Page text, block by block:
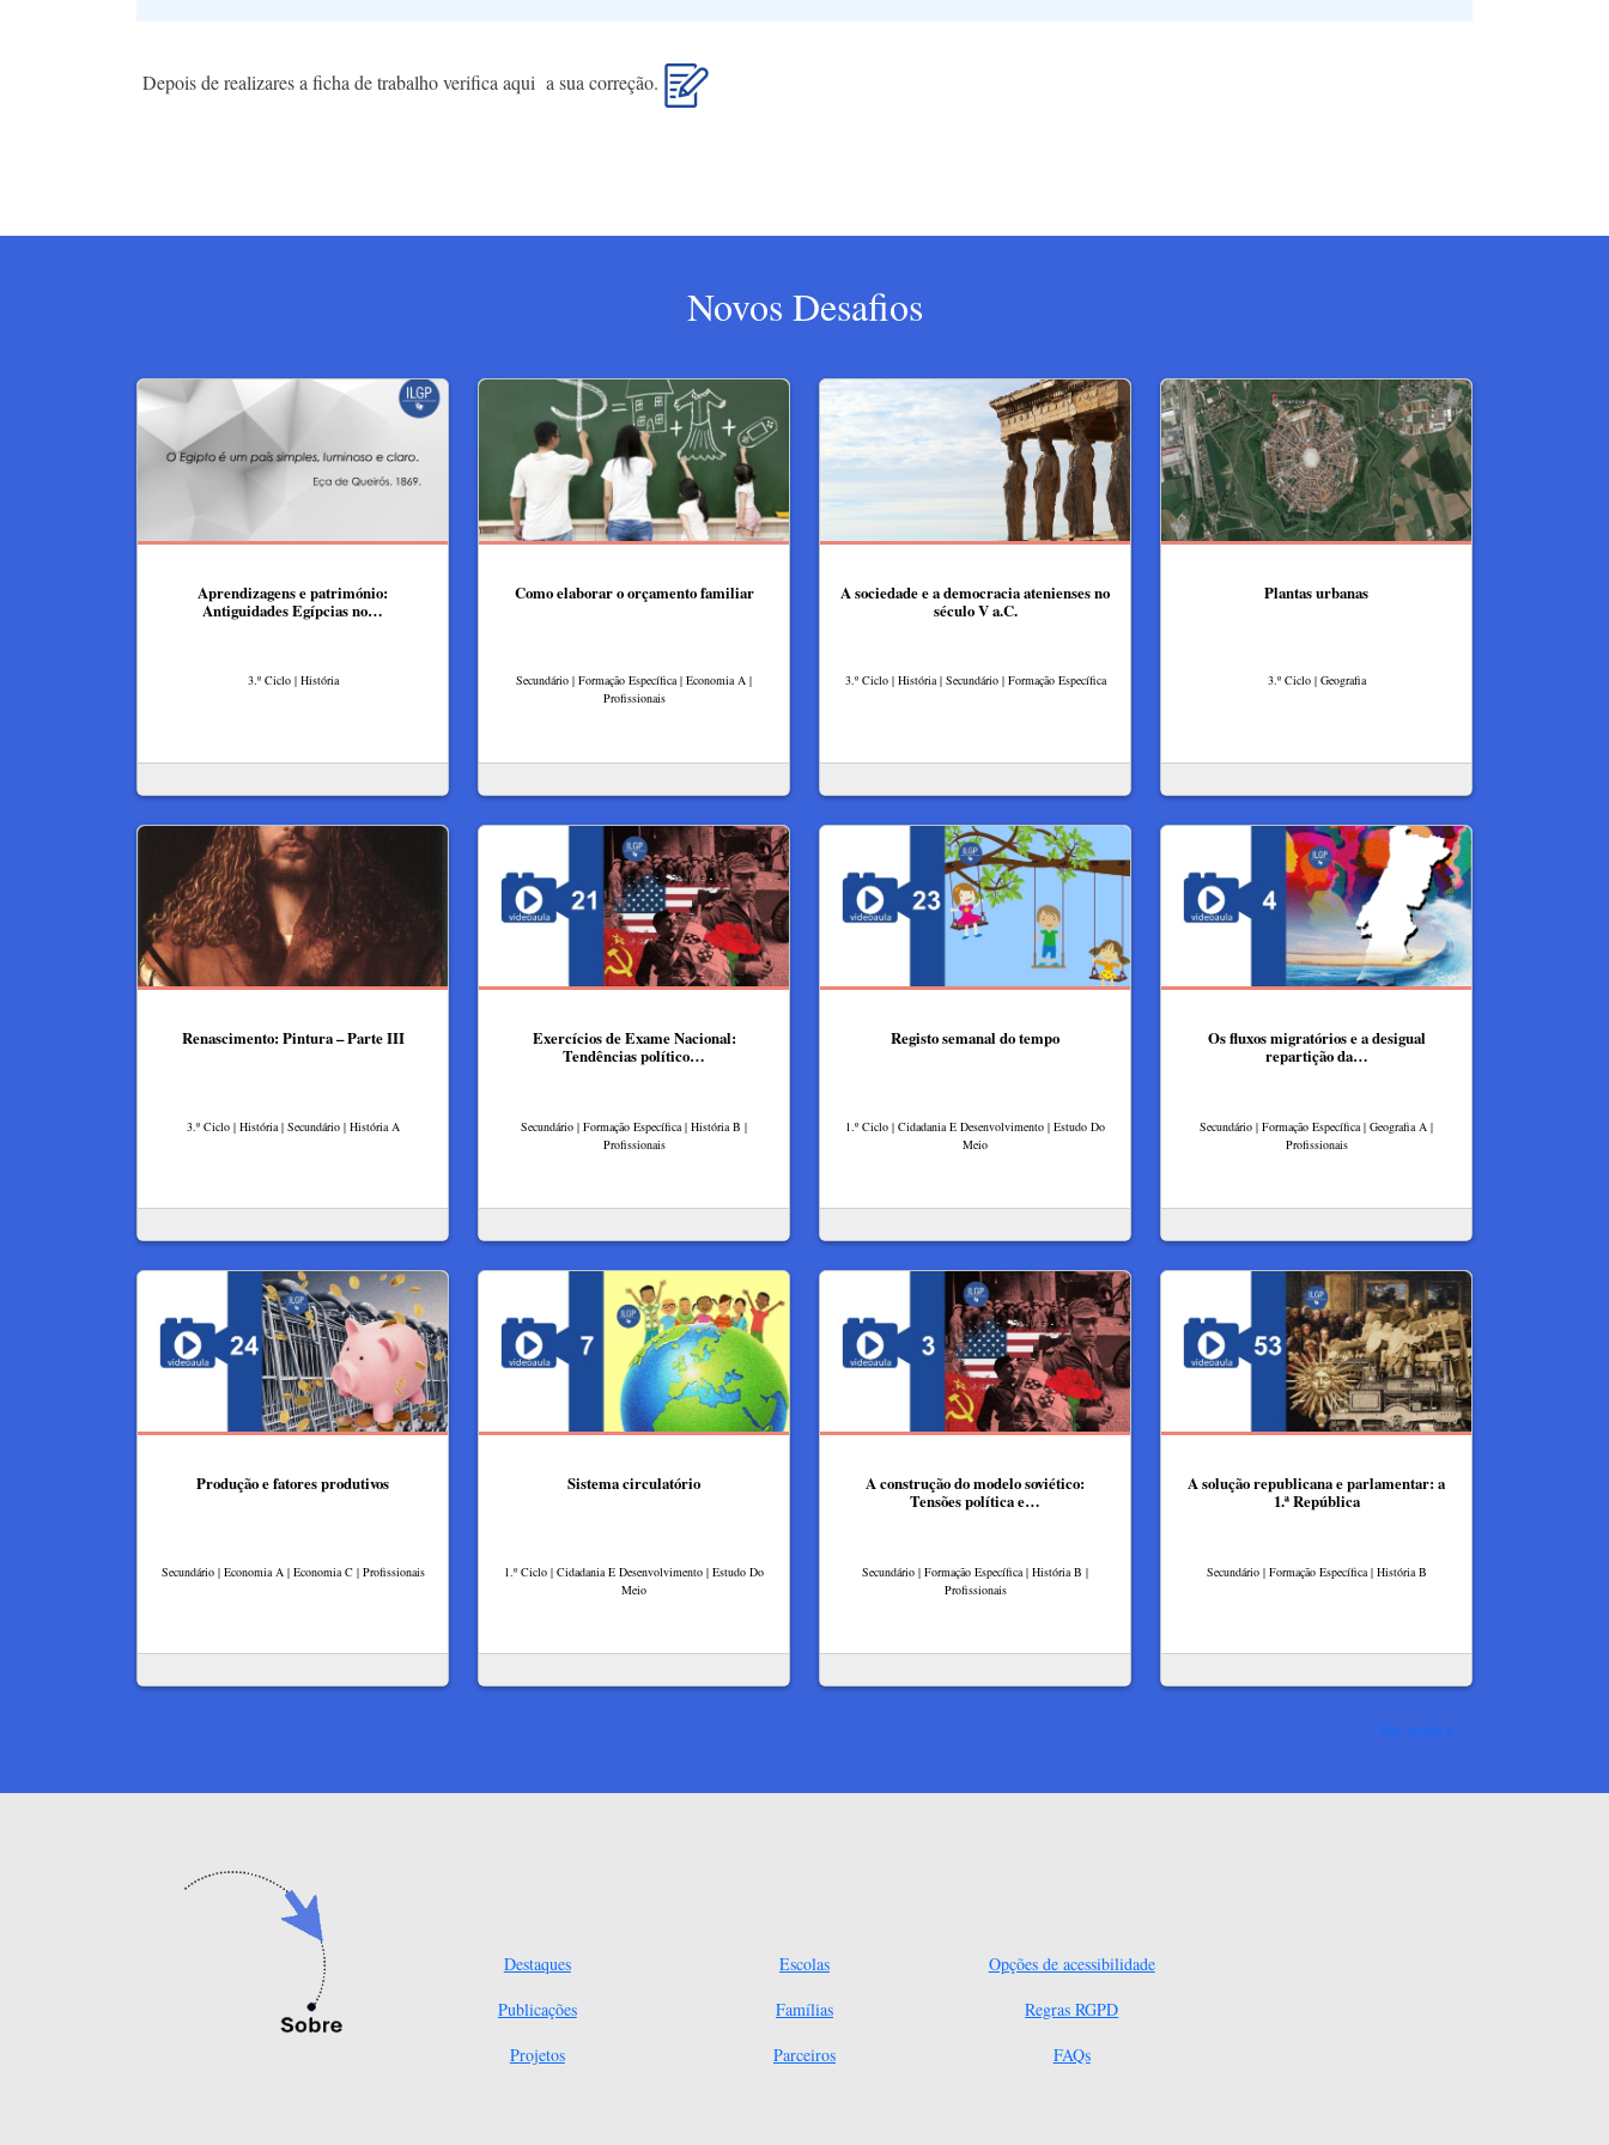
Depois de realizares a ficha de trabalho verifica aqui a sua correção.
Novos Desafios
Aprendizagens e património:
Antiguidades Egípcias no…
3.º Ciclo | História
Como elaborar o orçamento familiar
Secundário | Formação Específica | Economia A |
Profissionais
A sociedade e a democracia atenienses no
século V a.C.
3.º Ciclo | História | Secundário | Formação Específica
Plantas urbanas
3.º Ciclo | Geografia
Renascimento: Pintura – Parte III
3.º Ciclo | História | Secundário | História A
Exercícios de Exame Nacional:
Tendências político…
Secundário | Formação Específica | História B |
Profissionais
Registo semanal do tempo
1.º Ciclo | Cidadania E Desenvolvimento | Estudo Do
Meio
Os fluxos migratórios e a desigual
repartição da…
Secundário | Formação Específica | Geografia A |
Profissionais
Produção e fatores produtivos
Secundário | Economia A | Economia C | Profissionais
Sistema circulatório
1.º Ciclo | Cidadania E Desenvolvimento | Estudo Do
Meio
A construção do modelo soviético:
Tensões política e…
Secundário | Formação Específica | História B |
Profissionais
A solução republicana e parlamentar: a
1.ª República
Secundário | Formação Específica | História B
Ver mais
Destaques
Publicações
Projetos
Escolas
Famílias
Parceiros
Opções de acessibilidade
Regras RGPD
FAQs